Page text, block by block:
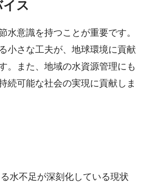
ス
水意識を持つことが重要です。
小さな工夫が、地球環境に貢献
。また、地域の水資源管理にも
続可能な社会の実現に貢献しま
水不足が深刻化している現状